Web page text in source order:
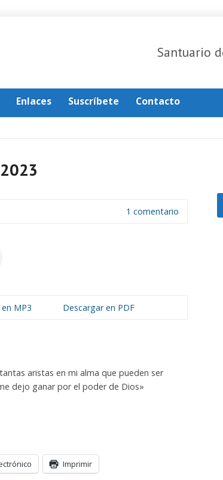
Santuario
Enlaces Suscríbete Contacto
1 comentario
MP3 Descargar en PDF
aristas en mi alma que pueden ser
dejo ganar por el poder de Dios»
Imprimir